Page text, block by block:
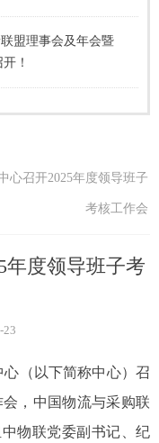
年度领导班子考
（以下简称中心）召
，中国物流与采购联
物联党委副书记、纪
盟理事会及年会暨
！
心召开2025年度领导班子
考核工作会
23